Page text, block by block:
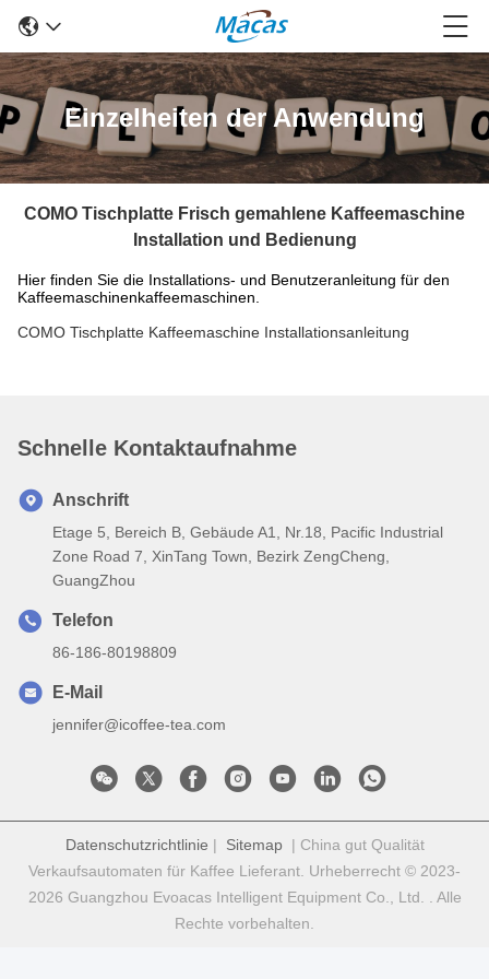
Einzelheiten der Anwendung
COMO Tischplatte Frisch gemahlene Kaffeemaschine
Installation und Bedienung
Hier finden Sie die Installations- und Benutzeranleitung für den
Kaffeemaschinenkaffeemaschinen.
COMO Tischplatte Kaffeemaschine Installationsanleitung
Schnelle Kontaktaufnahme
Anschrift
Etage 5, Bereich B, Gebäude A1, Nr.18, Pacific Industrial
Zone Road 7, XinTang Town, Bezirk ZengCheng,
GuangZhou
Telefon
86-186-80198809
E-Mail
jennifer@icoffee-tea.com
Datenschutzrichtlinie | Sitemap| China gut Qualität
Verkaufsautomaten für Kaffee Lieferant. Urheberrecht © 2023-
2026 Guangzhou Evoacas Intelligent Equipment Co., Ltd. . Alle
Rechte vorbehalten.